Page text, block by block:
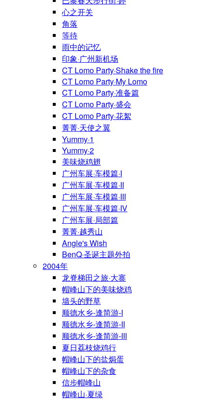
心之开关
角落
等待
雨中的记忆
印象·广州新机场
CT Lomo Party·Shake the fire
CT Lomo Party·My Lomo
CT Lomo Party·准备篇
CT Lomo Party·盛会
CT Lomo Party·花絮
菁菁·天使之翼
Yummy·1
Yummy·2
美味烧鸡翅
广州车展·车模篇·I
广州车展·车模篇·II
广州车展·车模篇·III
广州车展·车模篇·IV
广州车展·局部篇
菁菁·越秀山
Angle's Wish
BenQ·圣诞主题外拍
2004年
龙脊梯田之旅·大寨
帽峰山下的美味烧鸡
墙头的野草
顺德水乡-逢简游-I
顺德水乡-逢简游-II
顺德水乡-逢简游-III
夏日荔枝烧鸡行
帽峰山下的盐焗蛋
帽峰山下的杂食
信步帽峰山
帽峰山·夏绿